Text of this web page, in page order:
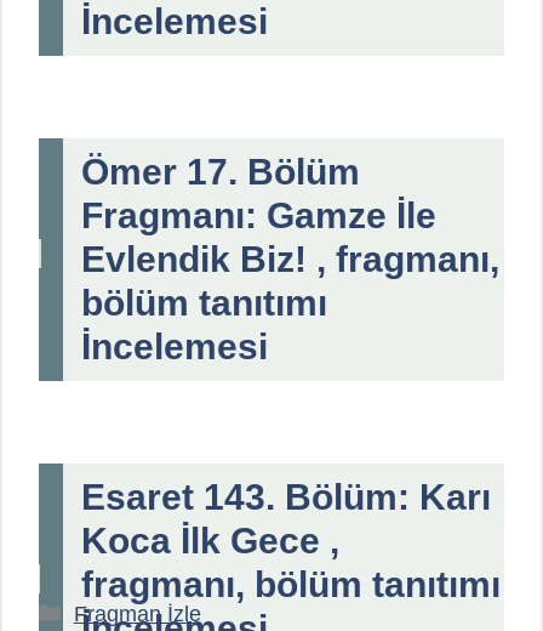
İncelemesi
Ömer 17. Bölüm
Fragmanı: Gamze İle
Evlendik Biz! , fragmanı,
bölüm tanıtımı
İncelemesi
Esaret 143. Bölüm: Karı
Koca İlk Gece ,
fragmanı, bölüm tanıtımı
Kategoriler
Fragman İzle